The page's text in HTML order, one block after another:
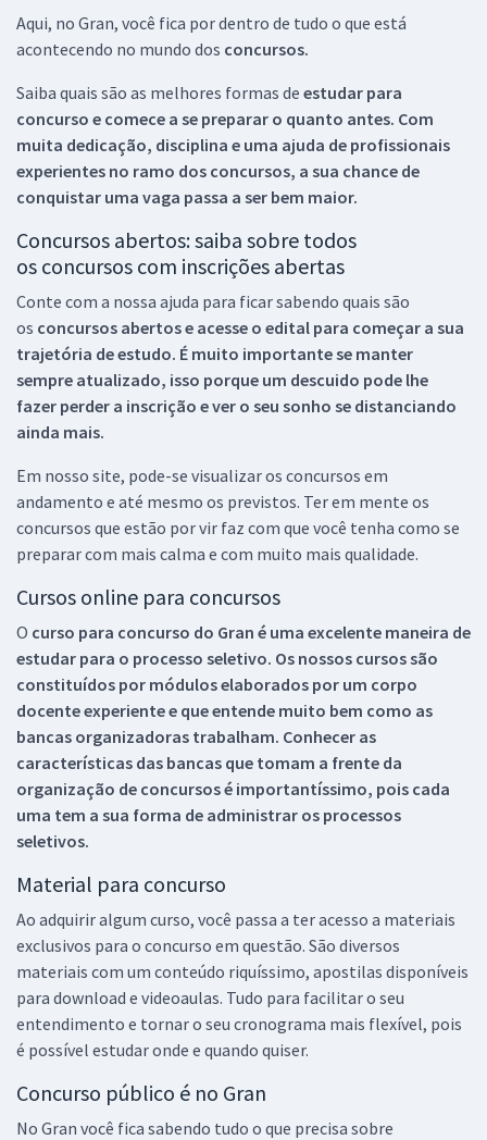
Aqui, no Gran, você fica por dentro de tudo o que está
acontecendo no mundo dos concursos.
Saiba quais são as melhores formas de estudar para
concurso e comece a se preparar o quanto antes. Com
muita dedicação, disciplina e uma ajuda de profissionais
experientes no ramo dos concursos, a sua chance de
conquistar uma vaga passa a ser bem maior.
Concursos abertos: saiba sobre todos
os concursos com inscrições abertas
Conte com a nossa ajuda para ficar sabendo quais são
os concursos abertos e acesse o edital para começar a sua
trajetória de estudo. É muito importante se manter
sempre atualizado, isso porque um descuido pode lhe
fazer perder a inscrição e ver o seu sonho se distanciando
ainda mais.
Em nosso site, pode-se visualizar os concursos em
andamento e até mesmo os previstos. Ter em mente os
concursos que estão por vir faz com que você tenha como se
preparar com mais calma e com muito mais qualidade.
Cursos online para concursos
O curso para concurso do Gran é uma excelente maneira de
estudar para o processo seletivo. Os nossos cursos são
constituídos por módulos elaborados por um corpo
docente experiente e que entende muito bem como as
bancas organizadoras trabalham. Conhecer as
características das bancas que tomam a frente da
organização de concursos é importantíssimo, pois cada
uma tem a sua forma de administrar os processos
seletivos.
Material para concurso
Ao adquirir algum curso, você passa a ter acesso a materiais
exclusivos para o concurso em questão. São diversos
materiais com um conteúdo riquíssimo, apostilas disponíveis
para download e videoaulas. Tudo para facilitar o seu
entendimento e tornar o seu cronograma mais flexível, pois
é possível estudar onde e quando quiser.
Concurso público é no Gran
No Gran você fica sabendo tudo o que precisa sobre